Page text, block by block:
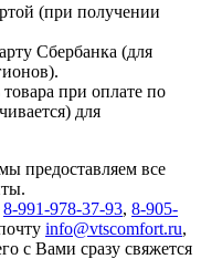
(при получении
Сбербанка (для
при оплате по
для
предоставляем все
8-991-978-37-93, 8-905-
info@vtscomfort.ru,
с Вами сразу свяжется